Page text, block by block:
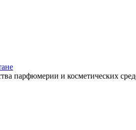
парфюмерии и косметических